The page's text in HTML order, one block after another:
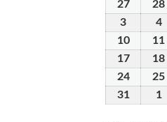
2727
Luglio
2026
28
3
Agosto
2026
44
1010
Agosto
2026
11
1717
Agosto
18
2424
Agosto
25
3131
11